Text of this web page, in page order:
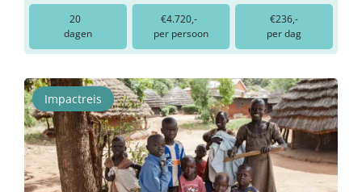
20
dagen
€4.720,-
per persoon
€236,-
per dag
Impactreis